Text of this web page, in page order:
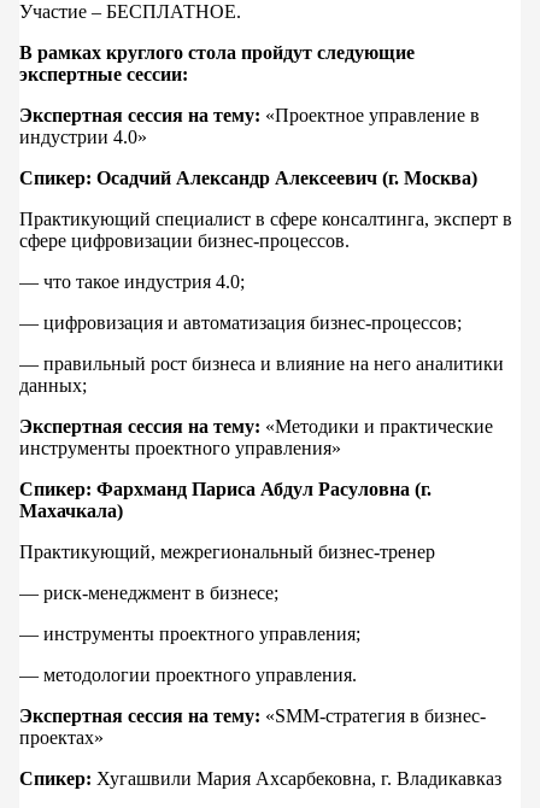
Участие – БЕСПЛАТНОЕ.
В рамках круглого стола пройдут следующие
экспертные сессии:
Экспертная сессия на тему: «Проектное управление в
индустрии 4.0»
Спикер: Осадчий Александр Алексеевич (г. Москва)
Практикующий специалист в сфере консалтинга, эксперт в
сфере цифровизации бизнес-процессов.
— что такое индустрия 4.0;
— цифровизация и автоматизация бизнес-процессов;
— правильный рост бизнеса и влияние на него аналитики
данных;
Экспертная сессия на тему: «Методики и практические
инструменты проектного управления»
Спикер: Фархманд Париса Абдул Расуловна (г.
Махачкала)
Практикующий, межрегиональный бизнес-тренер
— риск-менеджмент в бизнесе;
— инструменты проектного управления;
— методологии проектного управления.
Экспертная сессия на тему: «SMM-стратегия в бизнес-
проектах»
Спикер: Хугашвили Мария Ахсарбековна, г. Владикавказ